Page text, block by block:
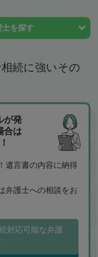
士を探す
続に強いその
が発
合は
遺言書の内容に納得
弁護士への相談をお
対応可能な弁護